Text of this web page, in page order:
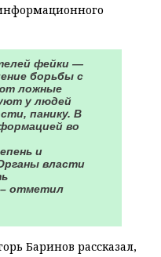
фейки —
борьбы с
ложные
у людей
панику. В
во
и
власти
– отметил
Баринов рассказал,